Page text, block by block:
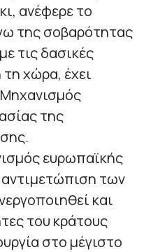
ανέφερε το
της σοβαρότητας
τις δασικές
χώρα, έχει
της
ευρωπαϊκής
αντιμετώπιση των
και
του κράτους
στο μέγιστο